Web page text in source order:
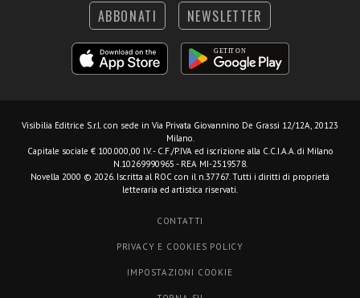
ABBONATI NEWSLETTER
Visibilia Editrice S.r.l. con sede in Via Privata Giovannino De Grassi 12/12A, 20123
Milano.
Capitale sociale € 100.000,00 I.V. - C.F./P.IVA ed iscrizione alla C.C.I.A.A. di Milano
N.10269990965 - REA MI-2519578.
Novella 2000 © 2026. Iscritta al ROC con il n.37767. Tutti i diritti di proprietà
letteraria ed artistica riservati.
CONTATTI
PRIVACY E COOKIES POLICY
IMPOSTAZIONI COOKIE